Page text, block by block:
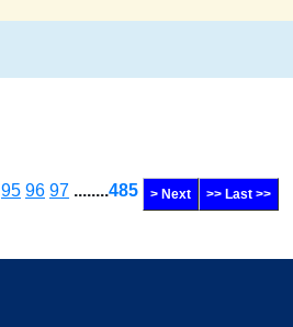
95 96 97 ........485 > Next >> Last >>